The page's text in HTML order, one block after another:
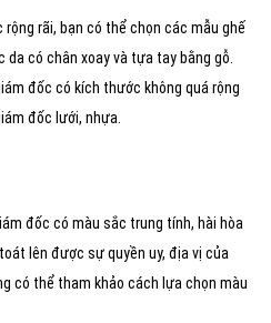
rộng rãi, bạn có thể chọn các mẫu ghế
có chân xoay và tựa tay bằng gỗ.
đốc có kích thước không quá rộng
đốc lưới, nhựa.
đốc có màu sắc trung tính, hài hòa
lên được sự quyền uy, địa vị của
có thể tham khảo cách lựa chọn màu